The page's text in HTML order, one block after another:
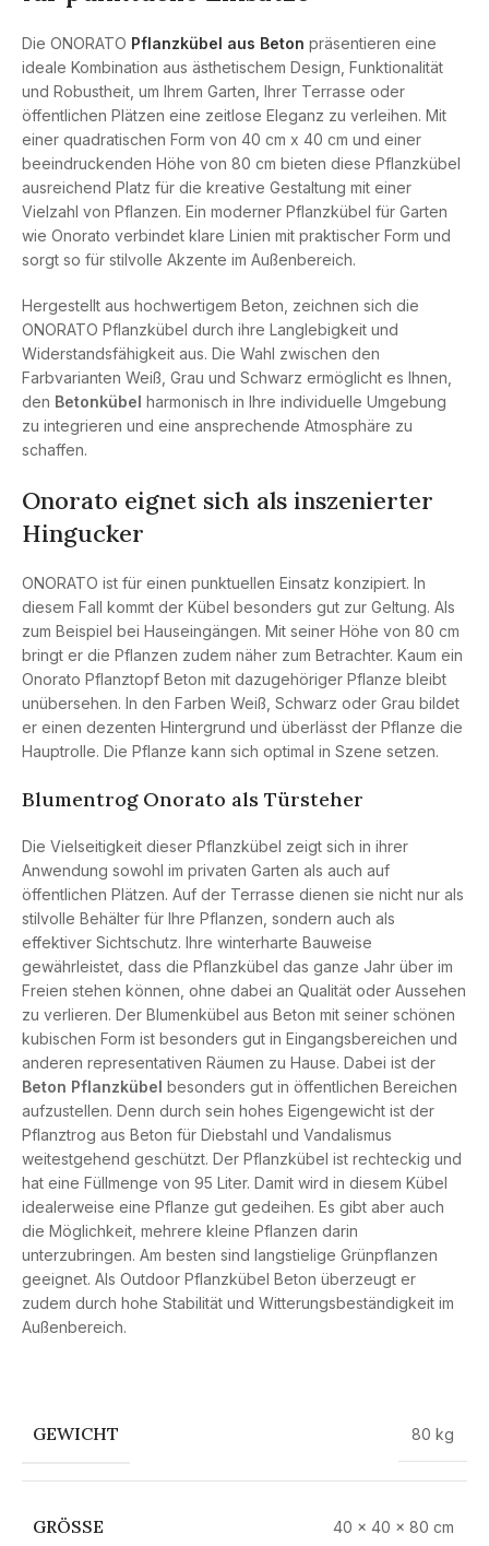
Die ONORATO Pflanzkübel aus Beton präsentieren eine
ideale Kombination aus ästhetischem Design, Funktionalität
und Robustheit, um Ihrem Garten, Ihrer Terrasse oder
öffentlichen Plätzen eine zeitlose Eleganz zu verleihen. Mit
einer quadratischen Form von 40 cm x 40 cm und einer
beeindruckenden Höhe von 80 cm bieten diese Pflanzkübel
ausreichend Platz für die kreative Gestaltung mit einer
Vielzahl von Pflanzen. Ein moderner Pflanzkübel für Garten
wie Onorato verbindet klare Linien mit praktischer Form und
sorgt so für stilvolle Akzente im Außenbereich.
Hergestellt aus hochwertigem Beton, zeichnen sich die
ONORATO Pflanzkübel durch ihre Langlebigkeit und
Widerstandsfähigkeit aus. Die Wahl zwischen den
Farbvarianten Weiß, Grau und Schwarz ermöglicht es Ihnen,
den Betonkübel harmonisch in Ihre individuelle Umgebung
zu integrieren und eine ansprechende Atmosphäre zu
schaffen.
Onorato eignet sich als inszenierter
Hingucker
ONORATO ist für einen punktuellen Einsatz konzipiert. In
diesem Fall kommt der Kübel besonders gut zur Geltung. Als
zum Beispiel bei Hauseingängen. Mit seiner Höhe von 80 cm
bringt er die Pflanzen zudem näher zum Betrachter. Kaum ein
Onorato Pflanztopf Beton mit dazugehöriger Pflanze bleibt
unübersehen. In den Farben Weiß, Schwarz oder Grau bildet
er einen dezenten Hintergrund und überlässt der Pflanze die
Hauptrolle. Die Pflanze kann sich optimal in Szene setzen.
Blumentrog Onorato als Türsteher
Die Vielseitigkeit dieser Pflanzkübel zeigt sich in ihrer
Anwendung sowohl im privaten Garten als auch auf
öffentlichen Plätzen. Auf der Terrasse dienen sie nicht nur als
stilvolle Behälter für Ihre Pflanzen, sondern auch als
effektiver Sichtschutz. Ihre winterharte Bauweise
gewährleistet, dass die Pflanzkübel das ganze Jahr über im
Freien stehen können, ohne dabei an Qualität oder Aussehen
zu verlieren. Der Blumenkübel aus Beton mit seiner schönen
kubischen Form ist besonders gut in Eingangsbereichen und
anderen representativen Räumen zu Hause. Dabei ist der
Beton Pflanzkübel besonders gut in öffentlichen Bereichen
aufzustellen. Denn durch sein hohes Eigengewicht ist der
Pflanztrog aus Beton für Diebstahl und Vandalismus
weitestgehend geschützt. Der Pflanzkübel ist rechteckig und
hat eine Füllmenge von 95 Liter. Damit wird in diesem Kübel
idealerweise eine Pflanze gut gedeihen. Es gibt aber auch
die Möglichkeit, mehrere kleine Pflanzen darin
unterzubringen. Am besten sind langstielige Grünpflanzen
geeignet. Als Outdoor Pflanzkübel Beton überzeugt er
zudem durch hohe Stabilität und Witterungsbeständigkeit im
Außenbereich.
GEWICHT 80 kg
GRÖSSE 40 × 40 × 80 cm